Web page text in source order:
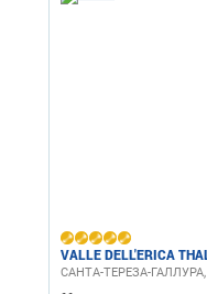
VALLE DELL'ERICA
САНТА-ТЕРЕЗА-